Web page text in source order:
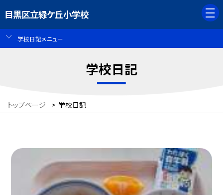
目黒区立緑ケ丘小学校
学校日記メニュー
学校日記
トップページ > 学校日記